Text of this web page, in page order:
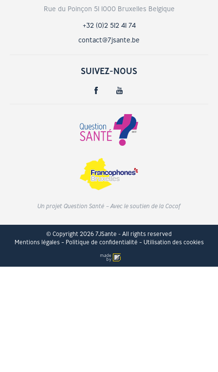
Rue du Poinçon 51 1000 Bruxelles Belgique
+32 (0)2 512 41 74
contact@7jsante.be
SUIVEZ-NOUS
Un projet Question Santé – Avec le soutien de la Cocof
© Copyright 2026 7JSante - All rights reserved
Mentions légales
Politique de confidentialité Utilisation des cookies